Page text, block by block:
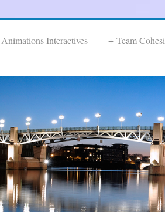
Animations Interactives Team